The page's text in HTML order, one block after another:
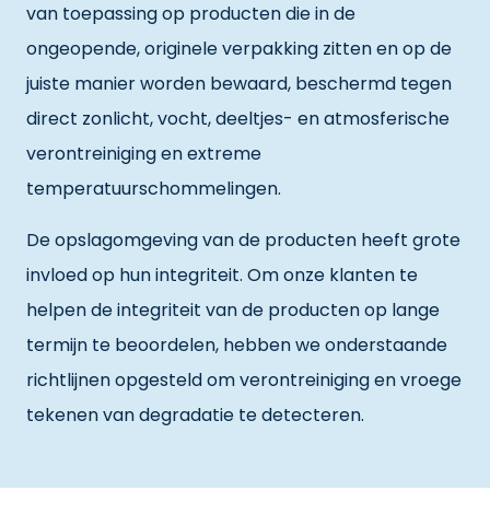
van toepassing op producten die in de
ongeopende, originele verpakking zitten en op de
juiste manier worden bewaard, beschermd tegen
direct zonlicht, vocht, deeltjes- en atmosferische
verontreiniging en extreme
temperatuurschommelingen.
De opslagomgeving van de producten heeft grote
invloed op hun integriteit. Om onze klanten te
helpen de integriteit van de producten op lange
termijn te beoordelen, hebben we onderstaande
richtlijnen opgesteld om verontreiniging en vroege
tekenen van degradatie te detecteren.